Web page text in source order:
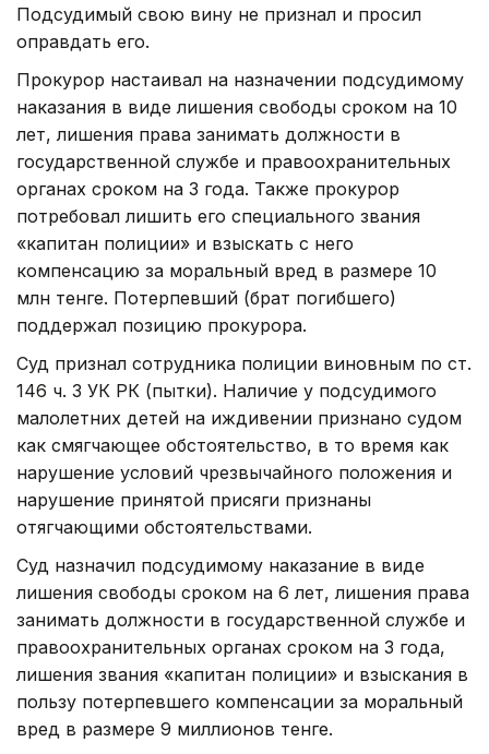
Подсудимый свою вину не признал и просил
оправдать его.
Прокурор настаивал на назначении подсудимому
наказания в виде лишения свободы сроком на 10
лет, лишения права занимать должности в
государственной службе и правоохранительных
органах сроком на 3 года. Также прокурор
потребовал лишить его специального звания
«капитан полиции» и взыскать с него
компенсацию за моральный вред в размере 10
млн тенге. Потерпевший (брат погибшего)
поддержал позицию прокурора.
Суд признал сотрудника полиции виновным по ст.
146 ч. 3 УК РК (пытки). Наличие у подсудимого
малолетних детей на иждивении признано судом
как смягчающее обстоятельство, в то время как
нарушение условий чрезвычайного положения и
нарушение принятой присяги признаны
отягчающими обстоятельствами.
Суд назначил подсудимому наказание в виде
лишения свободы сроком на 6 лет, лишения права
занимать должности в государственной службе и
правоохранительных органах сроком на 3 года,
лишения звания «капитан полиции» и взыскания в
пользу потерпевшего компенсации за моральный
вред в размере 9 миллионов тенге.